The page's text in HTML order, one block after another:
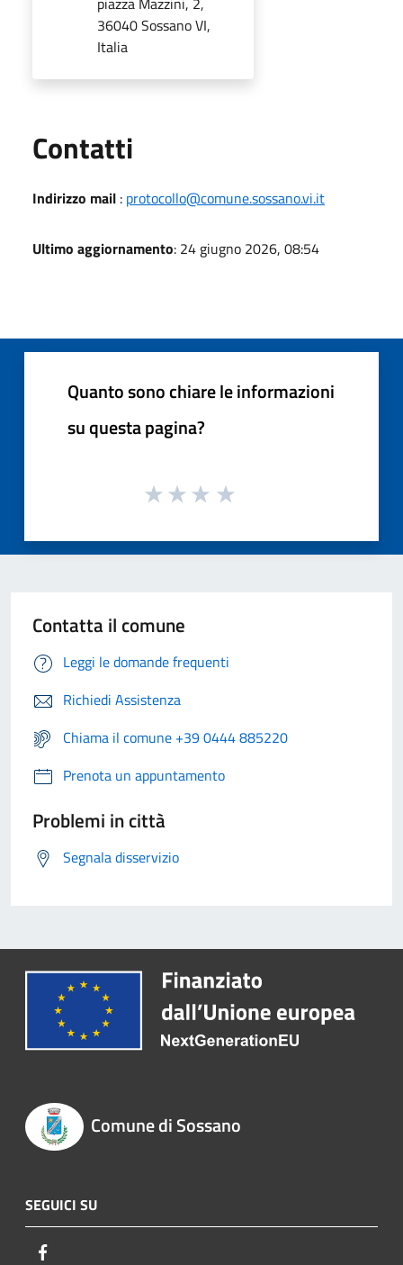
36040 Sossano VI,
Italia
Contatti
Indirizzo mail : protocollo@comune.sossano.vi.it
Ultimo aggiornamento: 24 giugno 2026, 08:54
Quanto sono chiare le informazioni
su questa pagina?
Contatta il comune
Leggi le domande frequenti
Richiedi Assistenza
Chiama il comune +39 0444 885220
Prenota un appuntamento
Problemi in città
Segnala disservizio
Comune di Sossano
SEGUICI SU